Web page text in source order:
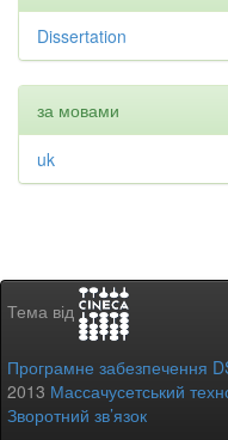
Dissertation
за мовами
uk
Тема від
Програмне забезпечення
2013 Массачусетський
Зворотний зв’язок